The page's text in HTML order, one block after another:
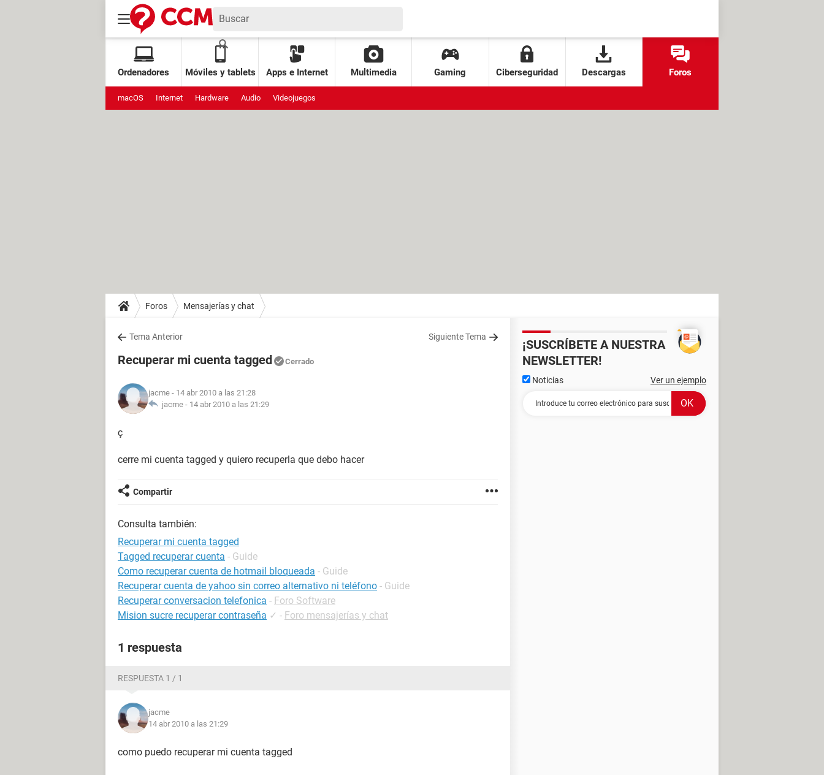
Ordenadores Móviles y tablets Apps e Internet Multimedia Gaming Ciberseguridad Descargas Foros
macOS Internet Hardware Audio Videojuegos
Foros Mensajerías y chat
Tema Anterior Siguiente Tema
Recuperar mi cuenta tagged Cerrado
jacme - 14 abr 2010 a las 21:28
jacme - 14 abr 2010 a las 21:29
ç
cerre mi cuenta tagged y quiero recuperla que debo hacer
Compartir
Consulta también:
Recuperar mi cuenta tagged
Tagged recuperar cuenta - Guide
Como recuperar cuenta de hotmail bloqueada - Guide
Recuperar cuenta de yahoo sin correo alternativo ni teléfono - Guide
Recuperar conversacion telefonica - Foro Software
Mision sucre recuperar contraseña ✓ - Foro mensajerías y chat
1 respuesta
RESPUESTA 1 / 1
jacme
14 abr 2010 a las 21:29
como puedo recuperar mi cuenta tagged
¡SUSCRÍBETE A NUESTRA
NEWSLETTER!
Noticias Ver un ejemplo